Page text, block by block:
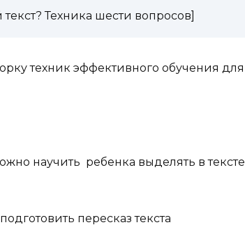
Техника шести вопросов]
техник эффективного обучения для
научить ребенка выделять в тексте
пересказ текста